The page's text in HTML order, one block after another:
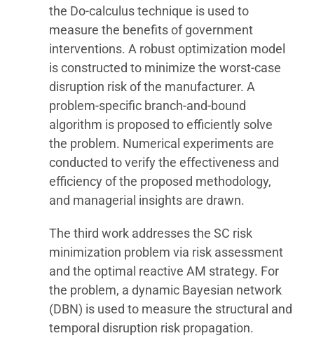
the Do-calculus technique is used to
measure the benefits of government
interventions. A robust optimization model
is constructed to minimize the worst-case
disruption risk of the manufacturer. A
problem-specific branch-and-bound
algorithm is proposed to efficiently solve
the problem. Numerical experiments are
conducted to verify the effectiveness and
efficiency of the proposed methodology,
and managerial insights are drawn.
The third work addresses the SC risk
minimization problem via risk assessment
and the optimal reactive AM strategy. For
the problem, a dynamic Bayesian network
(DBN) is used to measure the structural and
temporal disruption risk propagation.